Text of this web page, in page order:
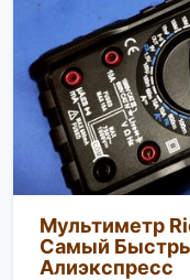
Мультиметр
Самый
Aлиэкспресс